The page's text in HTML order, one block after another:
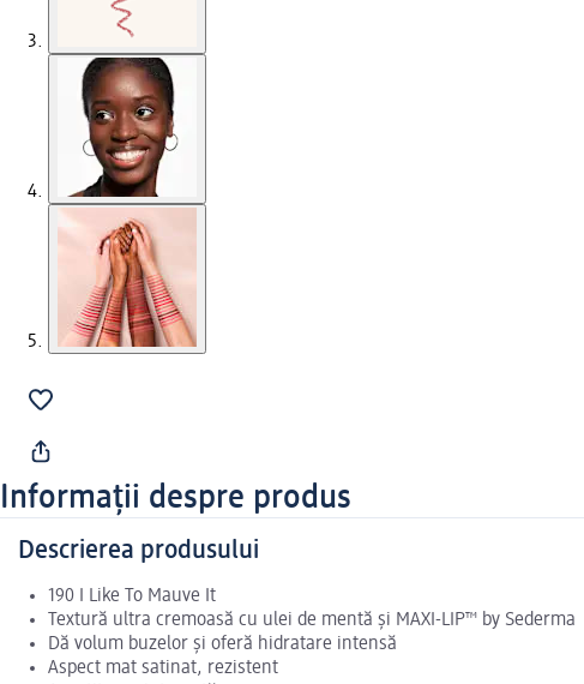
Informații despre produs
Descrierea produsului
190 I Like To Mauve It
Textură ultra cremoasă cu ulei de mentă și MAXI-LIP™ by Sederma
Dă volum buzelor și oferă hidratare intensă
Aspect mat satinat, rezistent